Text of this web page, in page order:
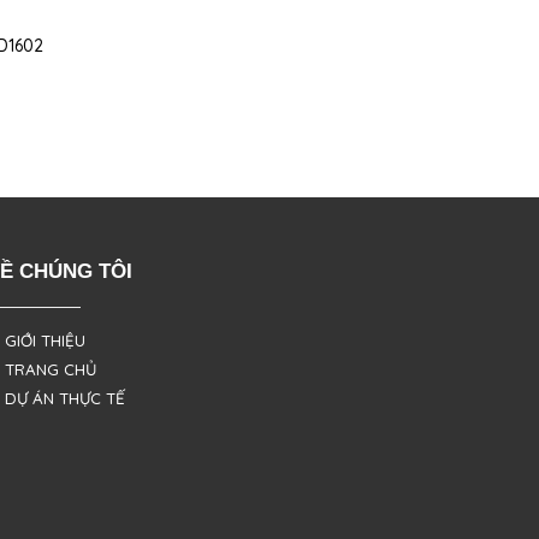
CHÚNG TÔI
THIỆU
CHỦ
ÁN THỰC TẾ